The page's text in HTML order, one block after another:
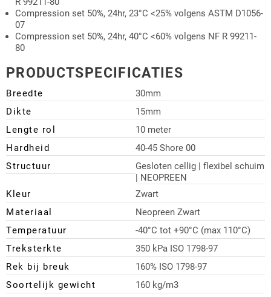
Compression set 50%, 24hr, 23°C <25% volgens ASTM D1056-
07
Compression set 50%, 24hr, 40°C <60% volgens NF R 99211-
80
PRODUCTSPECIFICATIES
Breedte
30mm
Dikte
15mm
Lengte rol
10 meter
Hardheid
40-45 Shore 00
Structuur
Gesloten cellig | flexibel schuim
| NEOPREEN
Kleur
Zwart
Materiaal
Neopreen Zwart
Temperatuur
-40°C tot +90°C (max 110°C)
Treksterkte
350 kPa ISO 1798-97
Rek bij breuk
160% ISO 1798-97
Soortelijk gewicht
160 kg/m3